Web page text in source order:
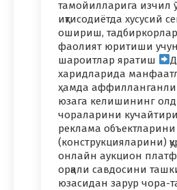
тамойилларига изчил
иқтисодиётда хусусий
ошириш,
фаолият юритиши учун
шароитлар яратиш
харидларида
ҳамда
юзага келишининг
чораларини
реклама объектларини
(конструкцияларини)
онлайн аукцион
орқали савдосини
юзасидан зарур чора-